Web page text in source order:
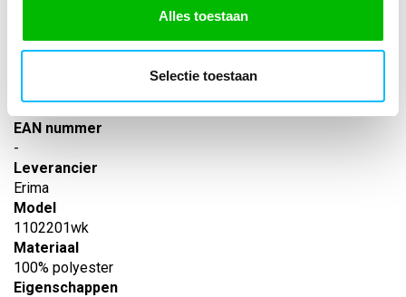
Alles toestaan
Selectie toestaan
SPECIFICATIES
EAN nummer
-
Leverancier
Erima
Model
1102201wk
Materiaal
100% polyester
Eigenschappen